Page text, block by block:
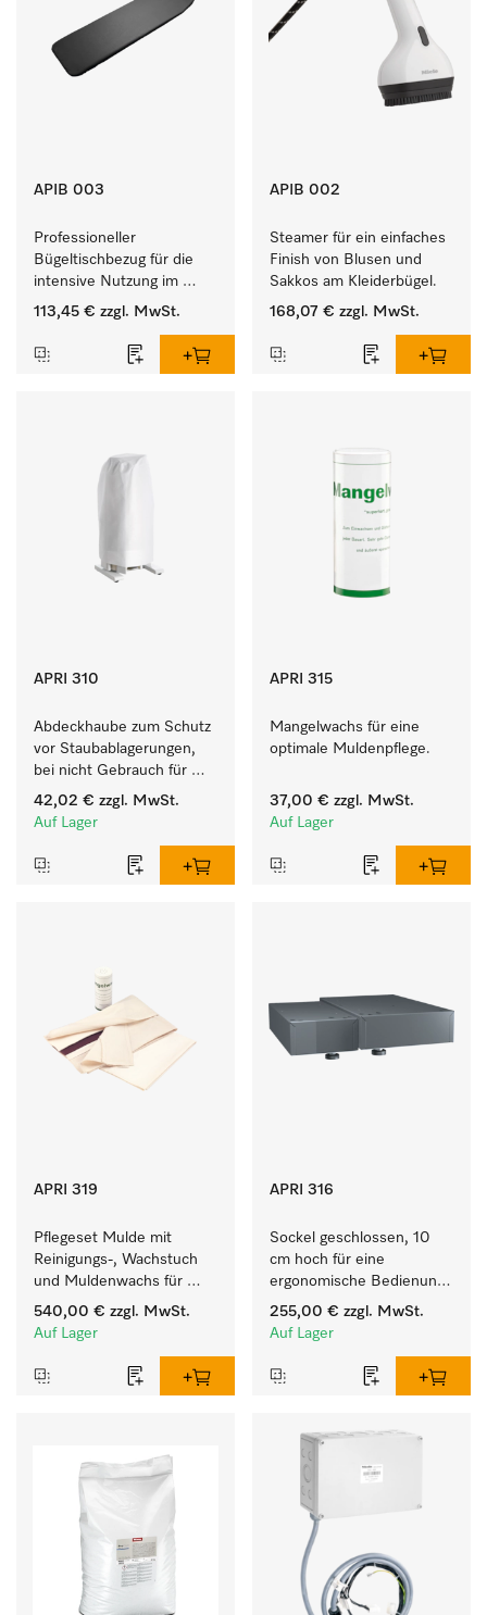
APIB 003
Professioneller
Bügeltischbezug für die
intensive Nutzung im
gewerblichen
113,45 € zzgl. MwSt.
APIB 002
Steamer für ein einfaches
Finish von Blusen und
Sakkos am Kleiderbügel.
168,07 € zzgl. MwSt.
APRI 310
Abdeckhaube zum Schutz
vor Staubablagerungen,
bei nicht Gebrauch für
HM 16-80.
42,02 € zzgl. MwSt.
Auf Lager
APRI 315
Mangelwachs für eine
optimale Muldenpflege.
37,00 € zzgl. MwSt.
Auf Lager
APRI 319
Pflegeset Mulde mit
Reinigungs-, Wachstuch
und Muldenwachs für
eine optimale
Muldenpflege.
540,00 € zzgl. MwSt.
Auf Lager
APRI 316
Sockel geschlossen, 10
cm hoch für eine
ergonomische Bedienung
der Mangel.
255,00 € zzgl. MwSt.
Auf Lager